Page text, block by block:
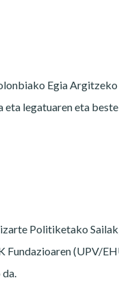
Egia
eta legatuaren eta
Politiketako
Fundazioaren (UPV/